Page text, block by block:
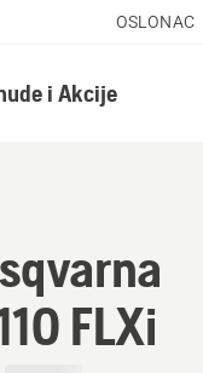
OSLONAC
i Akcije
FLXi